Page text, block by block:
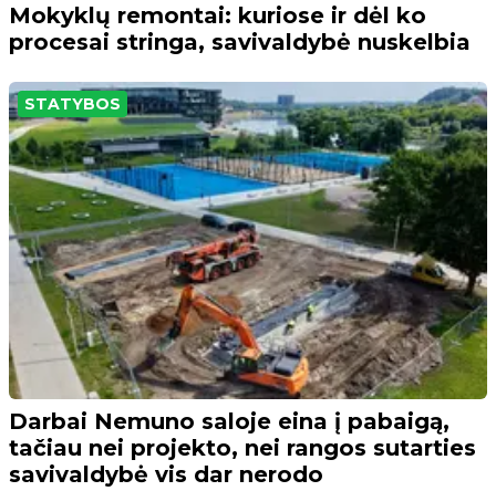
Mokyklų remontai: kuriose ir dėl ko
procesai stringa, savivaldybė nuskelbia
STATYBOS
Darbai Nemuno saloje eina į pabaigą,
tačiau nei projekto, nei rangos sutarties
savivaldybė vis dar nerodo